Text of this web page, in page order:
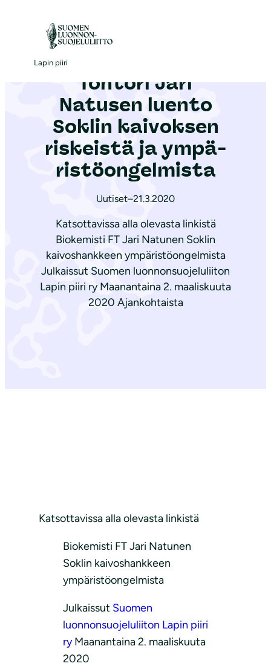
Lapin piiri
Etusivu|Ajankohtaista
Tohtori Jari
Natusen luento
Soklin kaivoksen
riskeistä ja ym­pä­
ris­tö­on­gel­mis­ta
Uutiset–21.3.2020
Katsottavissa alla olevasta linkistä
Biokemisti FT Jari Natunen Soklin
kaivoshankkeen ympäristöongelmista
Julkaissut Suomen luonnonsuojeluliiton
Lapin piiri ry Maanantaina 2. maaliskuuta
2020 Ajankohtaista
Katsottavissa alla olevasta linkistä
Biokemisti FT Jari Natunen
Soklin kaivoshankkeen
ympäristöongelmista
Julkaissut Suomen
luonnonsuojeluliiton Lapin piiri
ryMaanantaina 2. maaliskuuta
2020